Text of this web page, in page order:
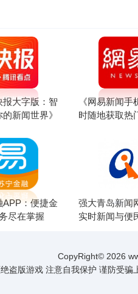
报大字版：智
新闻世界》
《网易新闻手
时随地获取热
APP：便捷金
尽在掌握
强大青岛新闻
实时新闻与便
CopyRight© 2026
盗版游戏 注意自我保护 谨防受